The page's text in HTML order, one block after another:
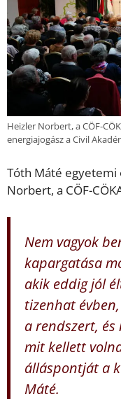
Heizler Norbert, a CÖF-
energiajogász a Civil
Tóth Máté
Norbert, a CÖF-
Nem vagyok
kapargatása
akik eddig jól
tizenhat
a rendszert,
mit kellett
álláspontját a
Máté.